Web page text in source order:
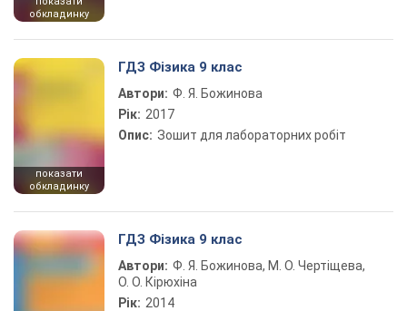
обкладинку
показати
обкладинку
ГДЗ Фізика 9 клас
Автори: Ф. Я. Божинова
Рік: 2017
Опис:
Зошит для лабораторних робіт
ГДЗ Фізика 9 клас
Автори: Ф. Я. Божинова, М. О. Чертіщева,
О. О. Кірюхіна
Рік: 2014